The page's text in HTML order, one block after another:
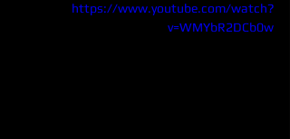
https://www.youtube.com/watch?
v=WMYbR2DCb0w